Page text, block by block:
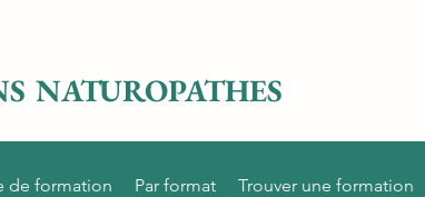
NATUROPATHES
de formation Par format Trouver une formation